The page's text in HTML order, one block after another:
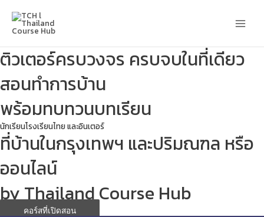
content
ติวเตอร์ครบวงจร ครบจบในที่เดียว
สอนทำการบ้าน
พร้อมทบทวนบทเรียน
นักเรียนโรงเรียนไทย และอินเตอร์
ที่บ้านในกรุงเทพฯ และปริมณฑล หรือ
ออนไลน์
by Thailand Course Hub
คอร์สที่เปิดสอน